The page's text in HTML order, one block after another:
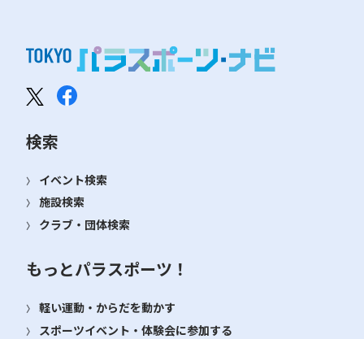
検索
イベント検索
施設検索
クラブ・団体検索
もっとパラスポーツ！
軽い運動・からだを動かす
スポーツイベント・体験会に参加する